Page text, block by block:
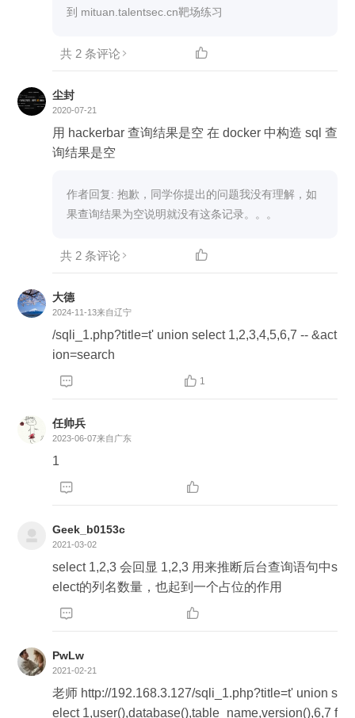

到 mituan.talentsec.cn靶场练习
共 2 条评论 
尘封
2020-07-21
用 hackerbar 查询结果是空 在 docker 中构造 sql 查
询结果是空
作者回复: 抱歉，同学你提出的问题我没有理解，如
果查询结果为空说明就没有这条记录。。。
共 2 条评论 
大德
2024-11-13来自辽宁
/sqli_1.php?title=t' union select 1,2,3,4,5,6,7 -- &act
ion=search
  1
任帅兵
2023-06-07来自广东
1
 
Geek_b0153c
2021-03-02
select 1,2,3 会回显 1,2,3 用来推断后台查询语句中s
elect的列名数量，也起到一个占位的作用
 
PwLw
2021-02-21
老师 http://192.168.3.127/sqli_1.php?title=t' union s
elect 1,user(),database(),table_name,version(),6,7 f